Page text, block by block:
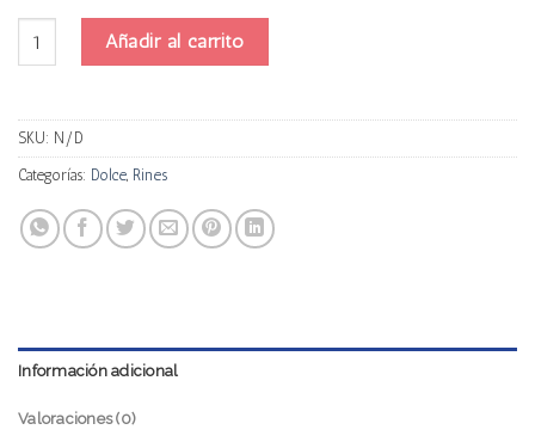
Dolce Dc34 cantidadAñadir al carrito
SKU: N/D
Categorías: Dolce, Rines
Información adicional
Valoraciones (0)